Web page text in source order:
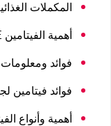
المكملات
أهمية الفيتامين E في الحفاظ على صحة الجسم
فوائد
فوائد فيتامين
أهمية وأنواع